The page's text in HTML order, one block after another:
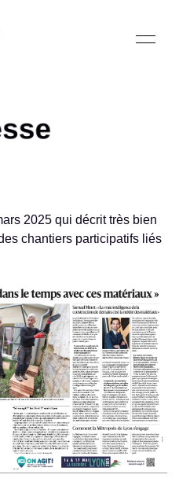
2025 qui décrit très bien
chantiers participatifs liés